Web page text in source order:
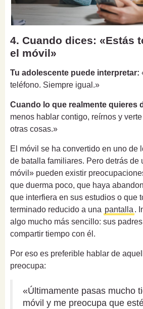
4. Cuando dices: «Estás
el móvil»
Tu adolescente puede interpretar:
teléfono. Siempre igual.»
Cuando lo que realmente quieres
menos hablar contigo, reírnos y
otras cosas.»
El móvil se ha convertido en uno de
de batalla familiares. Pero detrás de
móvil» pueden existir
que duerma poco, que haya
que interfiera en sus estudios o que
terminado reducido a una pantalla .
algo mucho más sencillo: sus
compartir tiempo con él.
Por eso es preferible hablar de
preocupa:
«Últimamente pasas mucho
móvil y me preocupa que